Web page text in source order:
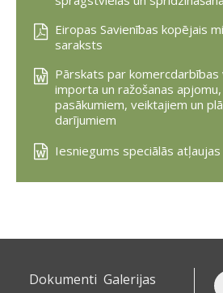
Eiropas Savienības kopējais
saraksts
Pārskats par
importa un ražošanas
pasākumiem, veiktajiem un
darījumiem
Iesniegums speciālās
Dokumenti Galerijas